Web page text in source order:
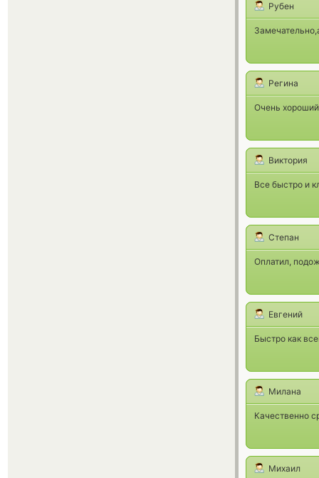
Рубен
Регина
Очень
Виктория
Все быстро и
Степан
Оплатил,
Евгений
Быстро как
Милана
Качественно
Михаил